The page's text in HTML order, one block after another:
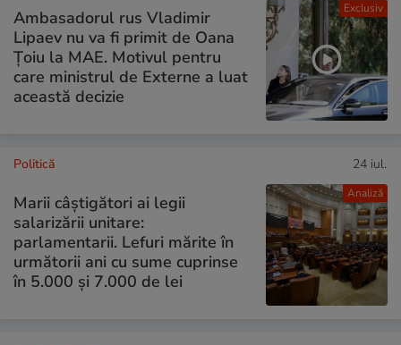
Exclusiv
Ambasadorul rus Vladimir
Lipaev nu va fi primit de Oana
Țoiu la MAE. Motivul pentru
care ministrul de Externe a luat
această decizie
Analiză
Politică 24 iul.
Marii câștigători ai legii
salarizării unitare:
parlamentarii. Lefuri mărite în
următorii ani cu sume cuprinse
în 5.000 și 7.000 de lei